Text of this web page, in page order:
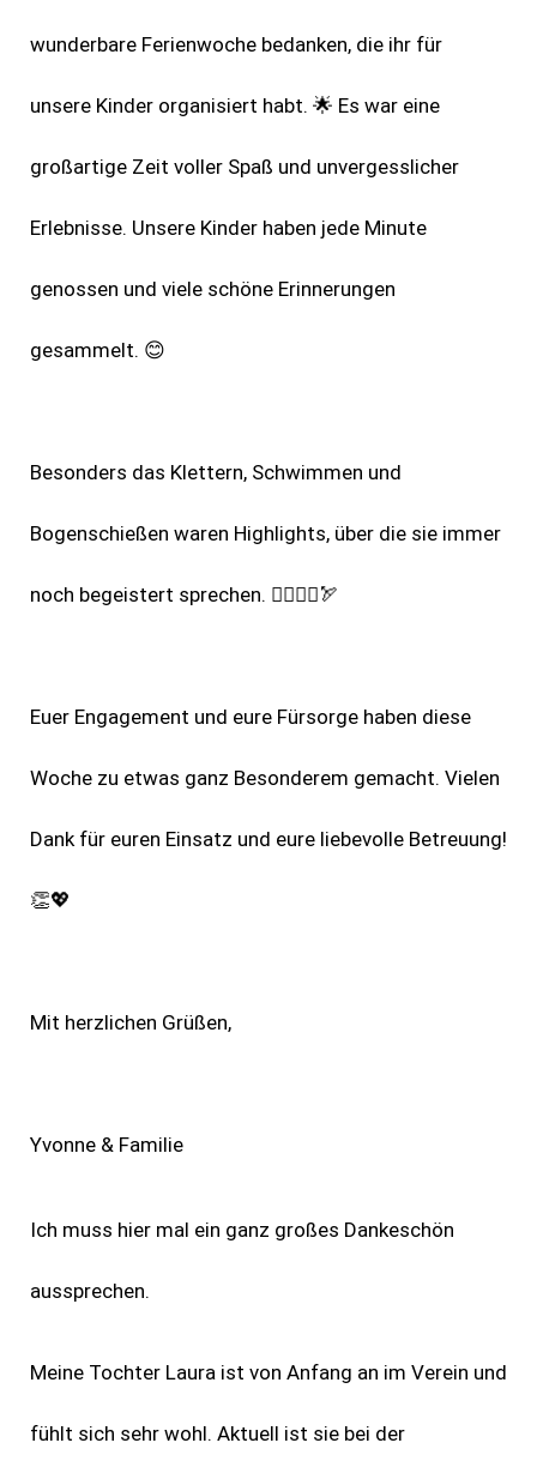
wunderbare Ferienwoche bedanken, die ihr für
unsere Kinder organisiert habt. 🌟 Es war eine
großartige Zeit voller Spaß und unvergesslicher
Erlebnisse. Unsere Kinder haben jede Minute
genossen und viele schöne Erinnerungen
gesammelt. 😊
Besonders das Klettern, Schwimmen und
Bogenschießen waren Highlights, über die sie immer
noch begeistert sprechen. 🧗‍♂️🏊‍♀️🏹
Euer Engagement und eure Fürsorge haben diese
Woche zu etwas ganz Besonderem gemacht. Vielen
Dank für euren Einsatz und eure liebevolle Betreuung!
👏💖
Mit herzlichen Grüßen,
Yvonne & Familie
Ich muss hier mal ein ganz großes Dankeschön
aussprechen.
Meine Tochter Laura ist von Anfang an im Verein und
fühlt sich sehr wohl. Aktuell ist sie bei der